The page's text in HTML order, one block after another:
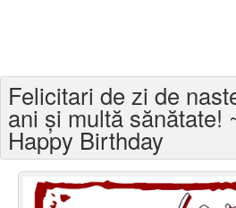
Felicitari varsta
Felicitari zilele anului
Felicitari zile saptamana
Felicitari de zi de
ani și multă sănătate!
Happy Birthday